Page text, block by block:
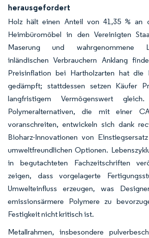
herausgefordert
Holz hält einen Anteil von 41,35 % an
Heimbüromöbel in den Vereinigten
Maserung und wahrgenommene
inländischen Verbrauchern Anklang
Preisinflation bei Hartholzarten hat die
gedämpft; stattdessen setzen Käufer
langfristigem Vermögenswert
Polymeralternativen, die mit einer
voranschreiten, entwickeln sich dank
Bioharz-Innovationen von
umweltfreundlichen Optionen.
in begutachteten Fachzeitschriften
zeigen, dass vorgelagerte
Umwelteinfluss erzeugen, was
emissionsärmere Polymere zu
Festigkeit nicht kritisch ist.
Metallrahmen, insbesondere